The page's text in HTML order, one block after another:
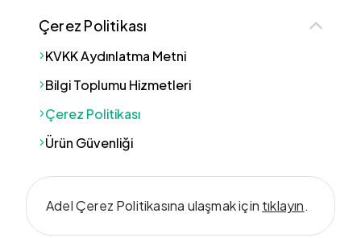
Çerez Politikası
KVKK Aydınlatma Metni
Bilgi Toplumu Hizmetleri
Çerez Politikası
Ürün Güvenliği
Adel Çerez Politikasına ulaşmak için tıklayın.